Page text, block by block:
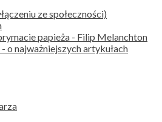
ze społeczności)
papieża - Filip Melanchton
o najważniejszych artykułach